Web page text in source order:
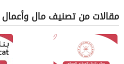
مقالات من تصنيف مال وأعمال